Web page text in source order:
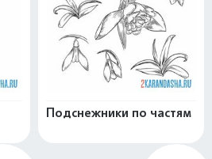
Подснежники по частям